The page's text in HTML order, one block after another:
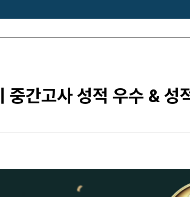
간고사 성적 우수 & 성